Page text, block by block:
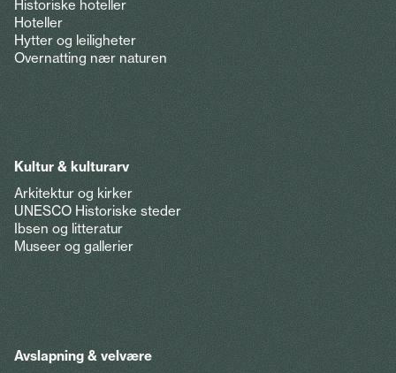
Historiske hoteller
Hoteller
Hytter og leiligheter
Overnatting nær naturen
Kultur & kulturarv
Arkitektur og kirker
UNESCO Historiske steder
Ibsen og litteratur
Museer og gallerier
Avslapning & velvære